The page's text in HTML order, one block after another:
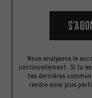
Nous analysons le
continuellement. Si tu
tes dernières
rendre ainsi plus